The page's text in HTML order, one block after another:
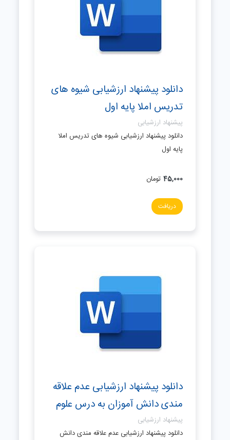
دانلود پیشنهاد ارزشیابی شیوه های
تدریس املا پایه اول
پیشنهاد ارزشیابی
دانلود پیشنهاد ارزشیابی شیوه های تدریس املا
پایه اول
45,000 تومان
دریافت
دانلود پیشنهاد ارزشیابی عدم علاقه
مندی دانش آموزان به درس علوم
پیشنهاد ارزشیابی
دانلود پیشنهاد ارزشیابی عدم علاقه مندی دانش